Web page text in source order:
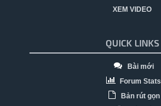
XEM VIDEO
QUICK LINKS
Bài mới
Forum Stats
Bản rút gọn